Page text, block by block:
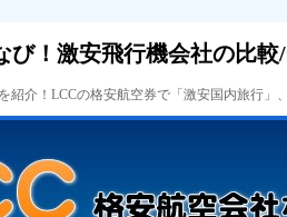
び！激安飛行機会社の比較
紹介！LCCの格安航空券で「激安国内旅行